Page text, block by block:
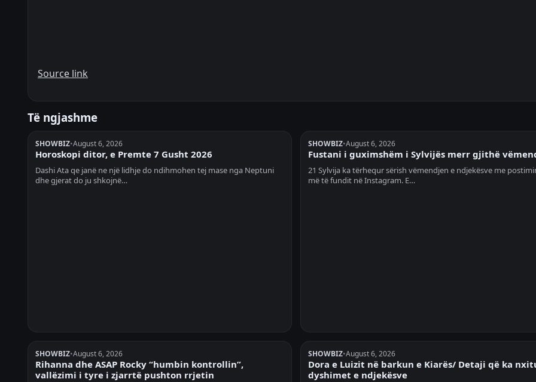
Source link
Të ngjashme
SHOWBIZ•August 6, 2026
Horoskopi ditor, e Premte 7 Gusht 2026
Dashi Ata qe janë ne një lidhje do ndihmohen tej mase nga Neptuni
dhe gjerat do ju shkojnë…
SHOWBIZ•August 6, 2026
Fustani i guximshëm i Sylvijës merr gjithë
21 Sylvija ka tërhequr sërish vëmendjen e ndjekësve me
më të fundit në Instagram. E…
SHOWBIZ•August 6, 2026
Rihanna dhe ASAP Rocky “humbin kontrollin”,
vallëzimi i tyre i zjarrtë pushton rrjetin
SHOWBIZ•August 6, 2026
Dora e Luizit në barkun e Kiarës/ Detaji që ka
dyshimet e ndjekësve